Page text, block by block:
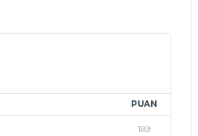
PUAN
189